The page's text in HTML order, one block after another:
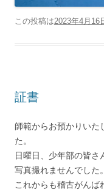
この投稿は2023年4月16
証書
師範からお預かりいた
た。
日曜日、少年部の皆さ
写真撮れませんでした
これからも稽古がんば